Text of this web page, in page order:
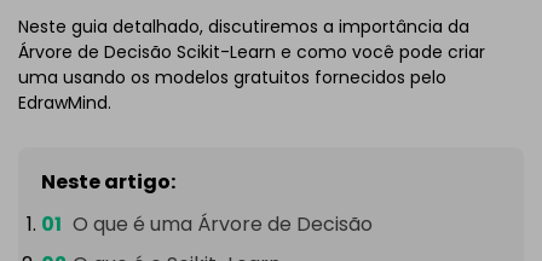
Neste guia detalhado, discutiremos a importância da
Árvore de Decisão Scikit-Learn e como você pode criar
uma usando os modelos gratuitos fornecidos pelo
EdrawMind.
Neste artigo:
O que é uma Árvore de Decisão